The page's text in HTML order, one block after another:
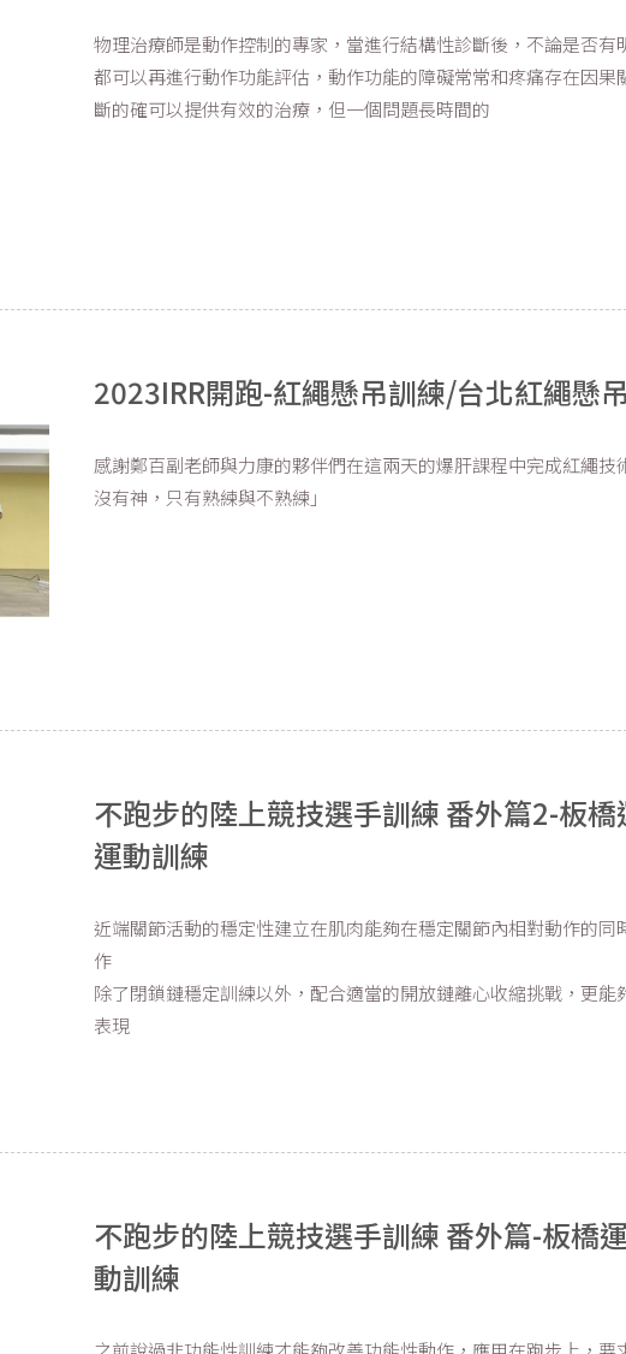
物理治療師是動作控制的專家，當進行結構性診斷後，不論是否有
都可以再進行動作功能評估，動作功能的障礙常常和疼痛存在因果
斷的確可以提供有效的治療，但一個問題長時間的
2023IRR開跑-紅繩懸吊訓練/台北紅繩懸
感謝鄭百副老師與力康的夥伴們在這兩天的爆肝課程中完成紅繩技
沒有神，只有熟練與不熟練」
不跑步的陸上競技選手訓練 番外篇2-板
運動訓練
近端關節活動的穩定性建立在肌肉能夠在穩定關節內相對動作的同
作
除了閉鎖鏈穩定訓練以外，配合適當的開放鏈離心收縮挑戰，更能
表現
不跑步的陸上競技選手訓練 番外篇-板橋
動訓練